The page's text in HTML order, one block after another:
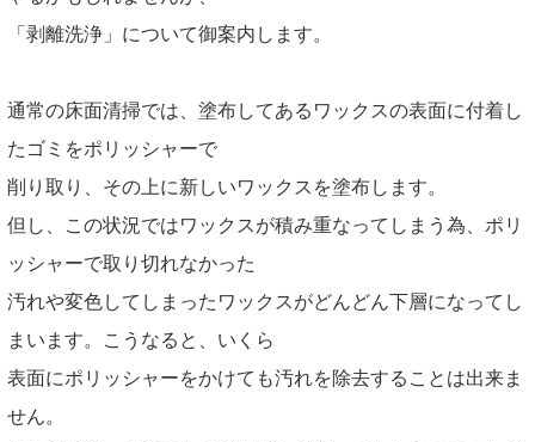
「剥離洗浄」について御案内します。
通常の床面清掃では、塗布してあるワックスの表面に付着し
たゴミをポリッシャーで
削り取り、その上に新しいワックスを塗布します。
但し、この状況ではワックスが積み重なってしまう為、ポリ
ッシャーで取り切れなかった
汚れや変色してしまったワックスがどんどん下層になってし
まいます。こうなると、いくら
表面にポリッシャーをかけても汚れを除去することは出来ま
せん。